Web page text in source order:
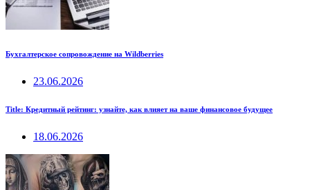
Бухгалтерское сопровождение на Wildberries
23.06.2026
Title: Кредитный рейтинг: узнайте, как влияет на ваше финансовое будущее
18.06.2026